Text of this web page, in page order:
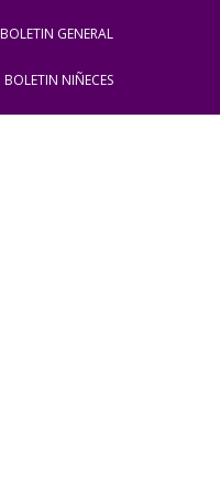
BOLETIN GENERAL
BOLETIN NIÑECES